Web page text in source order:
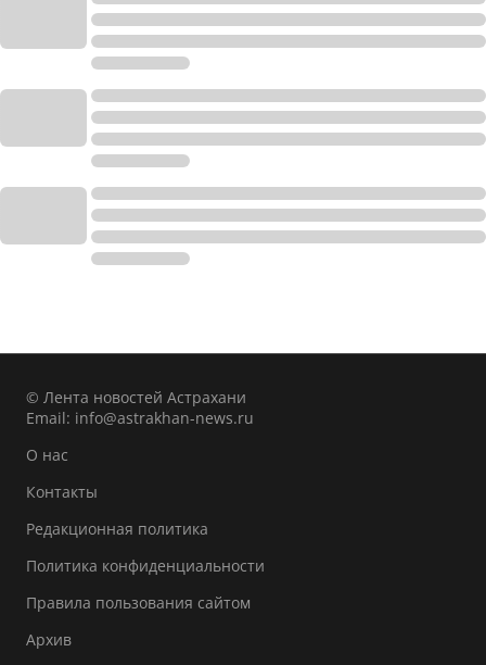
© Лента новостей Астрахани
Email: info@astrakhan-news.ru
О нас
Контакты
Редакционная политика
Политика конфиденциальности
Правила пользования сайтом
Архив